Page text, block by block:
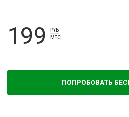
199
РУБ
МЕС
ПОПРОБОВАТЬ